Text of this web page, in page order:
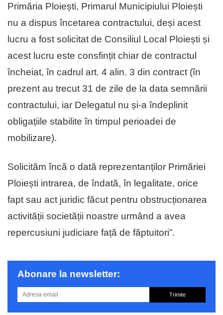
Primăria Ploiești, Primarul Municipiului Ploiești
nu a dispus încetarea contractului, deși acest
lucru a fost solicitat de Consiliul Local Ploiești și
acest lucru este consfințit chiar de contractul
încheiat, în cadrul art. 4 alin. 3 din contract (în
prezent au trecut 31 de zile de la data semnării
contractului, iar Delegatul nu și-a îndeplinit
obligațiile stabilite în timpul perioadei de
mobilizare).
Solicităm încă o dată reprezentanților Primăriei
Ploiești intrarea, de îndată, în legalitate, orice
fapt sau act juridic făcut pentru obstrucționarea
activității societății noastre urmând a avea
repercusiuni judiciare față de făptuitori”.
Abonare la newsletter:
Trimite